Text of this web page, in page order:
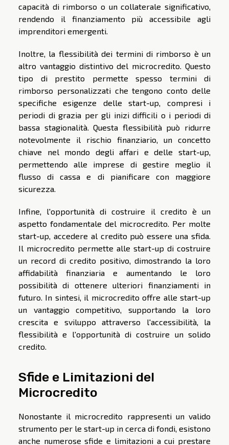
capacità di rimborso o un collaterale significativo,
rendendo il finanziamento più accessibile agli
imprenditori emergenti.
Inoltre, la flessibilità dei termini di rimborso è un
altro vantaggio distintivo del microcredito. Questo
tipo di prestito permette spesso termini di
rimborso personalizzati che tengono conto delle
specifiche esigenze delle start-up, compresi i
periodi di grazia per gli inizi difficili o i periodi di
bassa stagionalità. Questa flessibilità può ridurre
notevolmente il rischio finanziario, un concetto
chiave nel mondo degli affari e delle start-up,
permettendo alle imprese di gestire meglio il
flusso di cassa e di pianificare con maggiore
sicurezza.
Infine, l'opportunità di costruire il credito è un
aspetto fondamentale del microcredito. Per molte
start-up, accedere al credito può essere una sfida.
Il microcredito permette alle start-up di costruire
un record di credito positivo, dimostrando la loro
affidabilità finanziaria e aumentando le loro
possibilità di ottenere ulteriori finanziamenti in
futuro. In sintesi, il microcredito offre alle start-up
un vantaggio competitivo, supportando la loro
crescita e sviluppo attraverso l'accessibilità, la
flessibilità e l'opportunità di costruire un solido
credito.
Sfide e Limitazioni del
Microcredito
Nonostante il microcredito rappresenti un valido
strumento per le start-up in cerca di fondi, esistono
anche numerose sfide e limitazioni a cui prestare